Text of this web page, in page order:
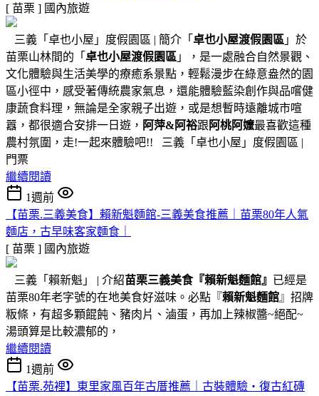
[ 苗栗 ] 國內旅遊
三義「卓也小屋」度假園區 | 簡介「 卓也小屋渡假園區 」於
苗栗山林間的「 卓也小屋渡假園區 」，是一處融合自然景觀、
文化體驗與生活美學的療癒系景點，輕鬆漫步在綠意盎然的園
區小徑中，感受著傳統農家氣息，還能體驗藍染創作與品嚐健
康蔬食料理，無論是全家親子出遊，或是想暫時遠離城市喧
囂，都很適合安排一日遊， 阿萍&阿裕跟 阿桃阿嬤最喜歡這種
農村氛圍，走!一起來體驗吧!! 三義「卓也小屋」度假園區 |
門票
繼續閱讀
1週前
【苗栗.三義美食】賴新魁麵館-三義美食推薦｜苗栗80年人氣
麵店，古早味客家麵食｜
[ 苗栗 ] 國內旅遊
三義「賴新魁」 | 介紹苗栗三義美食『賴新魁麵館』 已經是
苗栗80年老字號的在地美食好滋味。必點『賴新魁麵館』招牌
粄條，有超多顆餛飩、豬肉片、滷蛋，再加上辣椒醬~絕配~
湯頭算是比較濃郁的，
繼續閱讀
1週前
【苗栗.苑裡】東里家風百年古厝推薦｜古裝體驗・復古紅磚